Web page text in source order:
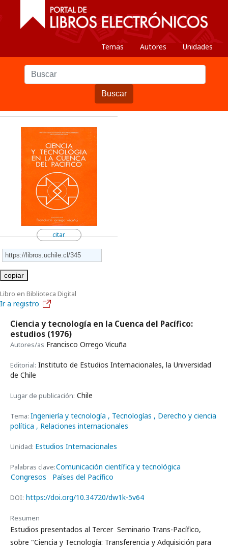
Temas Autores Unidades
Buscar
citar
copiar
Libro en Biblioteca Digital
Ir a registro
Ciencia y tecnología en la Cuenca del Pacífico:
estudios (1976)
Autores/as Francisco Orrego Vicuña
Editorial: Instituto de Estudios Internacionales, la Universidad
de Chile
Lugar de publicación: Chile
Tema: Ingeniería y tecnología , Tecnologías , Derecho y ciencia
política , Relaciones internacionales
Unidad: Estudios Internacionales
Palabras clave:Comunicación científica y tecnológica
Congresos
Países del Pacífico
DOI: https://doi.org/10.34720/dw1k-5v64
Resumen
Estudios presentados al Tercer Seminario Trans-Pacífico,
sobre "Ciencia y Tecnología: Transferencia y Adquisición para